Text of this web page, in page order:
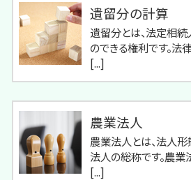
遺留分の計算
遺留分とは、法定相
のできる権利です。法
[...]
農業法人
農業法人とは、法人
法人の総称です。農業
[...]